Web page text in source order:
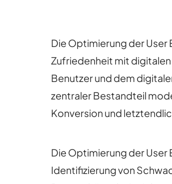
Die Optimierung der User
Zufriedenheit mit
Benutzer und dem
zentraler Bestandteil
Konversion und
Die Optimierung der User
Identifizierung von